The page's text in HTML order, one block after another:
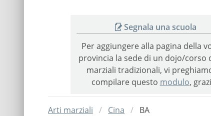
Segnala una scuola
Per aggiungere alla pagina della
provincia la sede di un dojo/corso
marziali tradizionali, vi
compilare questo modulo,
Arti marziali Cina BA